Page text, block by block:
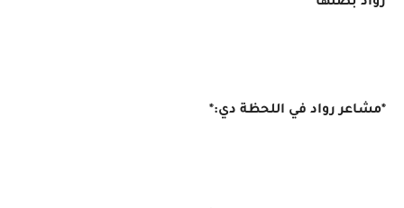
*مشاعر رواد في اللحظة دي:*